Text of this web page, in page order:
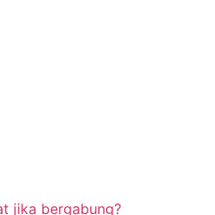
jika bergabung?